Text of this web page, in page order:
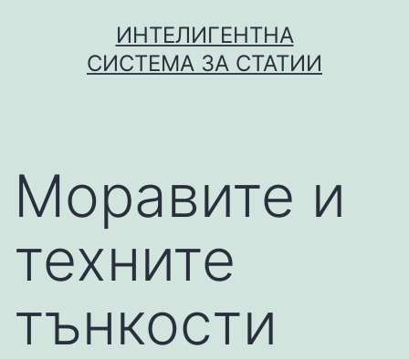
ИНТЕЛИГЕНТНА
СИСТЕМА ЗА СТАТИИ
Моравите и
техните
тънкости